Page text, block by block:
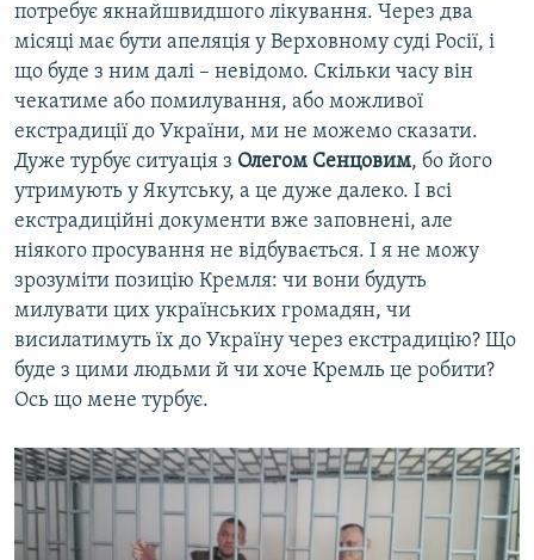
потребує якнайшвидшого лікування. Через два
місяці має бути апеляція у Верховному суді Росії, і
що буде з ним далі – невідомо. Скільки часу він
чекатиме або помилування, або можливої
екстрадиції до України, ми не можемо сказати.
Дуже турбує ситуація з Олегом Сенцовим, бо його
утримують у Якутську, а це дуже далеко. І всі
екстрадиційні документи вже заповнені, але
ніякого просування не відбувається. І я не можу
зрозуміти позицію Кремля: чи вони будуть
милувати цих українських громадян, чи
висилатимуть їх до Україну через екстрадицію? Що
буде з цими людьми й чи хоче Кремль це робити?
Ось що мене турбує.